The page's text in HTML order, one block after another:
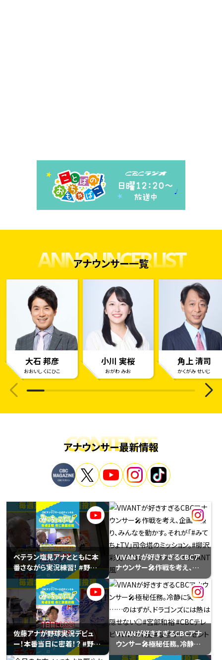
ANNOUNCER LIST
アナウンサー一覧
大石 邦彦
おおいし くにひこ
小川 実桜
おがわ みお
角上 清司
かくがみ せいじ
CONTENTS
アナウンサー最新情報
ベテラン塩見アナとともに本
番さながら実況練習！ #野球
#佐藤アナ #実況 #ドラゴン
ズ #塩見アナ
VIVANTが好きすぎるCBCア
ナウンサー🎤作戦を考え、企
画を練り、みんなを動かす。そ
れが「#みてちょTV」司令塔の
ミッション。#柳沢彩美 #CBC
アナウンサー #VIVANT風
佐藤アナが野球実況デビュ
ー！本番当日に密着！？ #野球
#佐藤アナ #実況 #ドラゴン
VIVANが好きすぎるCBCアナ
ウンサー🎤極秘任務。冷静に
実況。……のはずが、ドラゴン